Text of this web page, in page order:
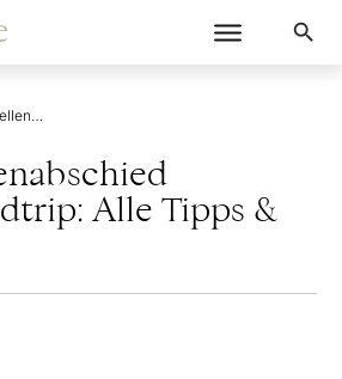
Junggesellenabschied Wochenendtrip: Alle Tipps & Ideen
Alle Tipps &